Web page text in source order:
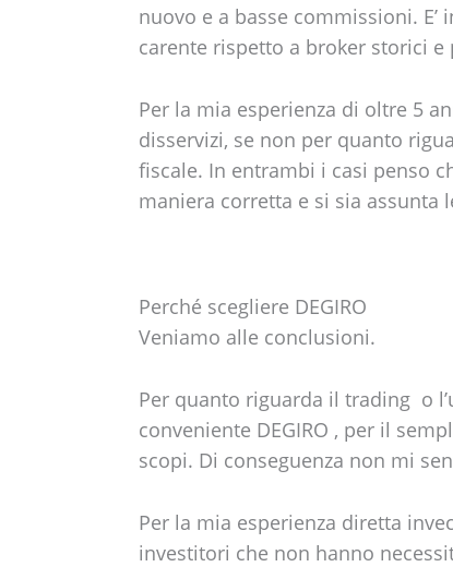
nuovo e a basse commissioni.
carente rispetto a broker storici
Per la mia esperienza di oltre 5
disservizi, se non per quanto
fiscale. In entrambi i casi penso
maniera corretta e si sia assunta
Perché scegliere DEGIRO
Veniamo alle conclusioni.
Per quanto riguarda il trading o
conveniente DEGIRO , per il
scopi. Di conseguenza non mi
Per la mia esperienza diretta
investitori che non hanno